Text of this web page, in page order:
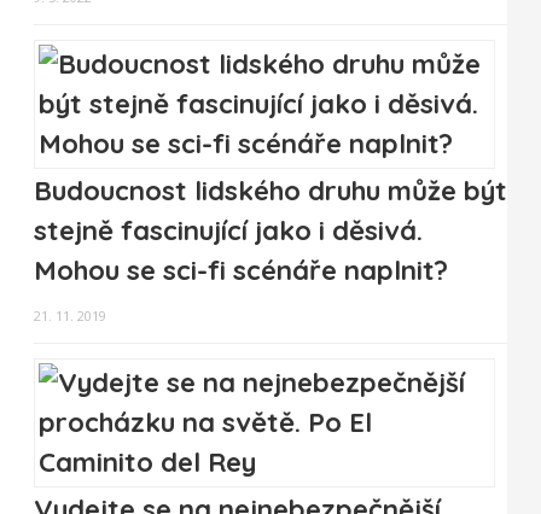
Budoucnost lidského druhu může být
stejně fascinující jako i děsivá.
Mohou se sci-fi scénáře naplnit?
21. 11. 2019